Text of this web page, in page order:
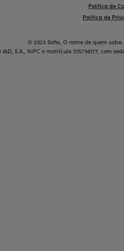
Política de
Política de
© 2023 Sofia, O nome de quem
S.A., NIPC e matrícula 515798177, com